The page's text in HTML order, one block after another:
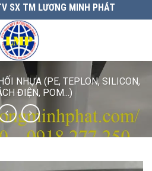
SX TM LƯƠNG MINH PHÁT
NHỰA (PE, TEPLON, SILICON,
ĐIỆN, POM...)